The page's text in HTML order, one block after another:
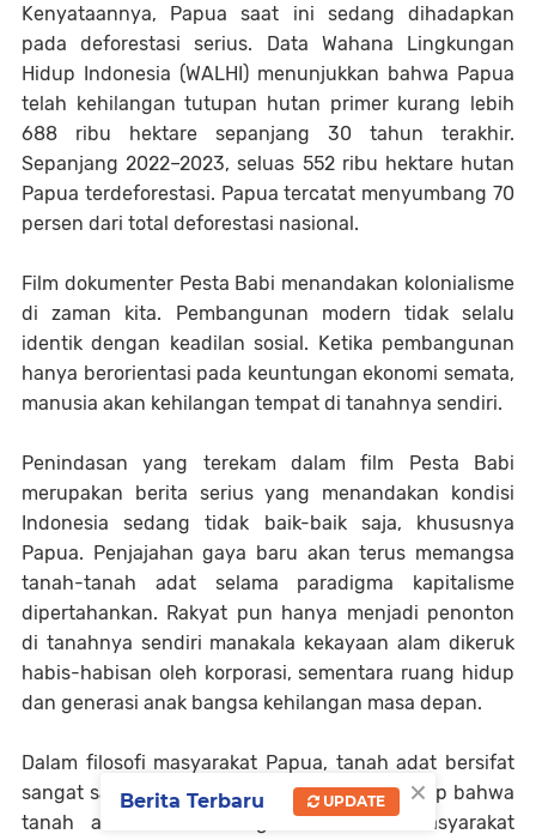
Kenyataannya, Papua saat ini sedang dihadapkan
pada deforestasi serius. Data Wahana Lingkungan
Hidup Indonesia (WALHI) menunjukkan bahwa Papua
telah kehilangan tutupan hutan primer kurang lebih
688 ribu hektare sepanjang 30 tahun terakhir.
Sepanjang 2022–2023, seluas 552 ribu hektare hutan
Papua terdeforestasi. Papua tercatat menyumbang 70
persen dari total deforestasi nasional.
Film dokumenter Pesta Babi menandakan kolonialisme
di zaman kita. Pembangunan modern tidak selalu
identik dengan keadilan sosial. Ketika pembangunan
hanya berorientasi pada keuntungan ekonomi semata,
manusia akan kehilangan tempat di tanahnya sendiri.
Penindasan yang terekam dalam film Pesta Babi
merupakan berita serius yang menandakan kondisi
Indonesia sedang tidak baik-baik saja, khususnya
Papua. Penjajahan gaya baru akan terus memangsa
tanah-tanah adat selama paradigma kapitalisme
dipertahankan. Rakyat pun hanya menjadi penonton
di tanahnya sendiri manakala kekayaan alam dikeruk
habis-habisan oleh korporasi, sementara ruang hidup
dan generasi anak bangsa kehilangan masa depan.
Dalam filosofi masyarakat Papua, tanah adat bersifat
sangat sakral. Masyarakat Papua menganggap bahwa
tanah adalah ibu. Dengan demikian, masyarakat
×
Berita Terbaru UPDATE